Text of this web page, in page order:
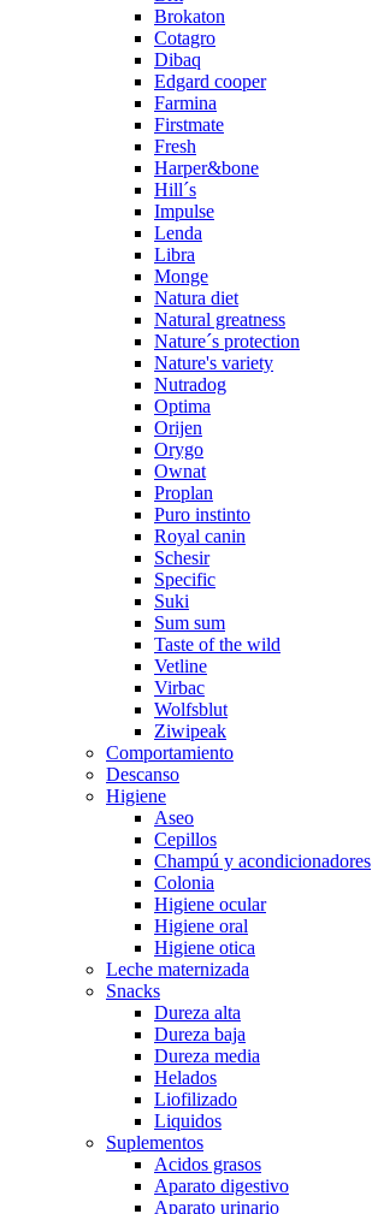
Brokaton
Cotagro
Dibaq
Edgard cooper
Farmina
Firstmate
Fresh
Harper&bone
Hill´s
Impulse
Lenda
Libra
Monge
Natura diet
Natural greatness
Nature´s protection
Nature's variety
Nutradog
Optima
Orijen
Orygo
Ownat
Proplan
Puro instinto
Royal canin
Schesir
Specific
Suki
Sum sum
Taste of the wild
Vetline
Virbac
Wolfsblut
Ziwipeak
Comportamiento
Descanso
Higiene
Aseo
Cepillos
Champú y acondicionadores
Colonia
Higiene ocular
Higiene oral
Higiene otica
Leche maternizada
Snacks
Dureza alta
Dureza baja
Dureza media
Helados
Liofilizado
Liquidos
Suplementos
Acidos grasos
Aparato digestivo
Aparato urinario